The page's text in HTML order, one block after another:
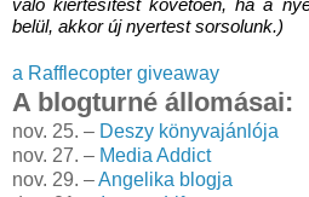
belül, akkor új nyertest sorsolunk.)
a Rafflecopter giveaway
A blogturné állomásai:
nov. 25. – Deszy könyvajánlója
nov. 27. – Media Addict
nov. 29. –Angelika blogja